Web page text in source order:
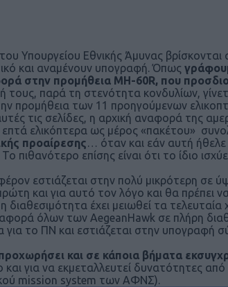
Υπουργείου Εθνικής Άμυνας
και αναμένουν υπογραφή. Όπως
στην προμήθεια MH-60R, που
τους, παρά τη στενότητα κονδυλίων,
προμήθεια των 11 προηγούμενων
τις σελίδες, η αρχική αναφορά της
επτά ελικόπτερα ως μέρος «πακέτου»
προαίρεσης… όταν και εάν αυτή ήθελε
επίσης είναι ότι το ίδιο
εστιάζεται στην πολύ μικρότερη σε
και για αυτό τον λόγο και θα πρέπει
διαθεσιμότητα έχει μειωθεί τα
όλων των AegeanHawk σε πλήρη
για το ΠΝ και εστιάζεται στην υπογραφή
και σε κάποια βήματα
και για να εκμεταλλευτεί δυνατότητες
mission system των ΑΦΝΣ).